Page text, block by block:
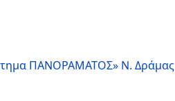
ΠΑΝΟΡΑΜΑΤΟΣ» Ν. Δράμας